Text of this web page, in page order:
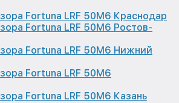
Fortuna LRF 50M6 Краснодар
Fortuna LRF 50M6 Ростов-
Fortuna LRF 50M6 Нижний
Fortuna LRF 50M6
Fortuna LRF 50M6 Казань